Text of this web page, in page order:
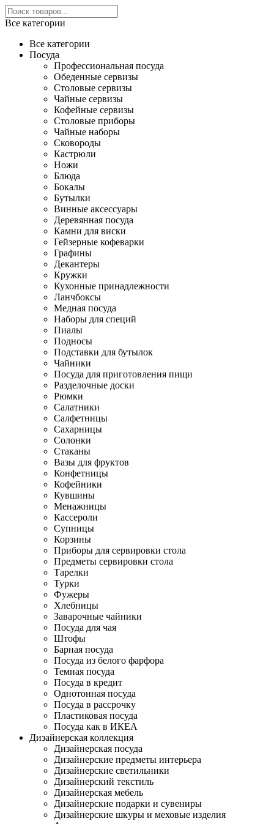
Все категории
Все категории
Посуда
Профессиональная посуда
Обеденные сервизы
Столовые сервизы
Чайные сервизы
Кофейные сервизы
Столовые приборы
Чайные наборы
Сковороды
Кастрюли
Ножи
Блюда
Бокалы
Бутылки
Винные аксессуары
Деревянная посуда
Камни для виски
Гейзерные кофеварки
Графины
Декантеры
Кружки
Кухонные принадлежности
Ланчбоксы
Медная посуда
Наборы для специй
Пиалы
Подносы
Подставки для бутылок
Чайники
Посуда для приготовления пищи
Разделочные доски
Рюмки
Салатники
Салфетницы
Сахарницы
Солонки
Стаканы
Вазы для фруктов
Конфетницы
Кофейники
Кувшины
Менажницы
Кассероли
Супницы
Корзины
Приборы для сервировки стола
Предметы сервировки стола
Тарелки
Турки
Фужеры
Хлебницы
Заварочные чайники
Посуда для чая
Штофы
Барная посуда
Посуда из белого фарфора
Темная посуда
Посуда в кредит
Однотонная посуда
Посуда в рассрочку
Пластиковая посуда
Посуда как в ИКЕА
Дизайнерская коллекция
Дизайнерская посуда
Дизайнерские предметы интерьера
Дизайнерские светильники
Дизайнерский текстиль
Дизайнерская мебель
Дизайнерские подарки и сувениры
Дизайнерские шкуры и меховые изделия